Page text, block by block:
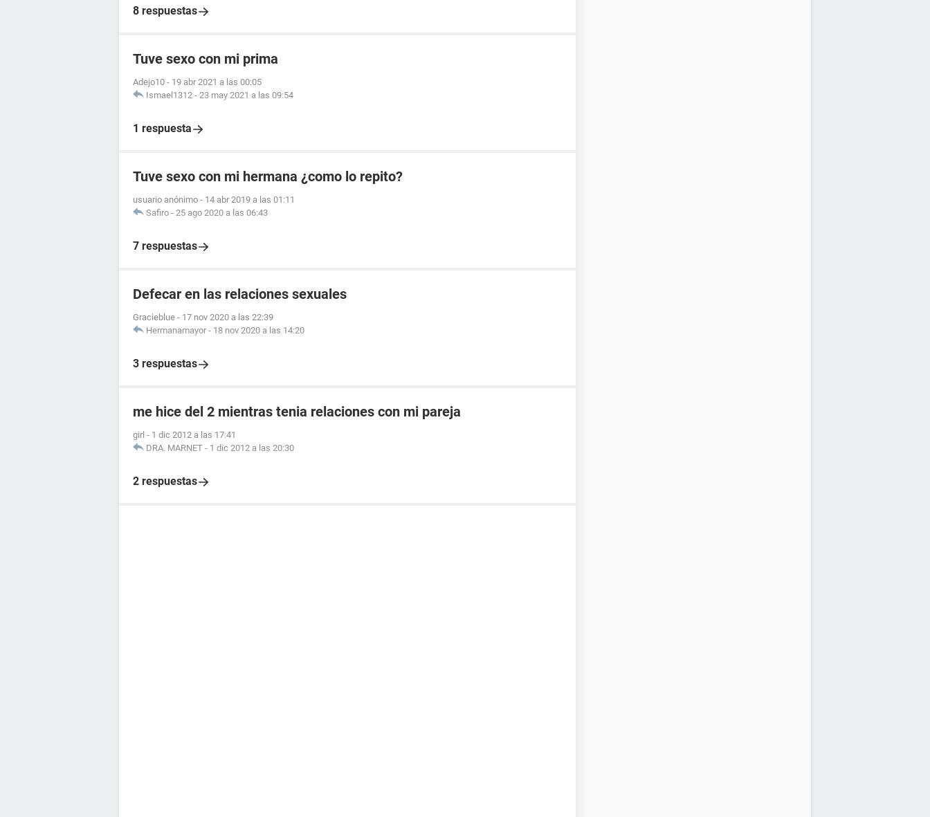
8 respuestas
Tuve sexo con mi prima
Adejo10 - 19 abr 2021 a las 00:05
Ismael1312 - 23 may 2021 a las 09:54
1 respuesta
Tuve sexo con mi hermana ¿como lo repito?
usuario anónimo - 14 abr 2019 a las 01:11
Safiro - 25 ago 2020 a las 06:43
7 respuestas
Defecar en las relaciones sexuales
Gracieblue - 17 nov 2020 a las 22:39
Hermanamayor - 18 nov 2020 a las 14:20
3 respuestas
me hice del 2 mientras tenia relaciones con mi pareja
girl - 1 dic 2012 a las 17:41
DRA. MARNET - 1 dic 2012 a las 20:30
2 respuestas